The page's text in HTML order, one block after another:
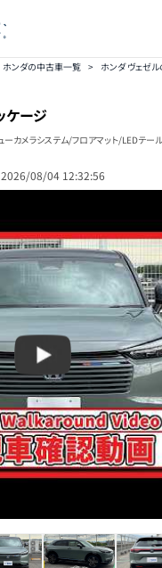
ホンダの中古車一覧 > ホンダ ヴェゼ
ケージ
ーカメラシステム/フロアマット/LED
2026/08/04 12:32:56